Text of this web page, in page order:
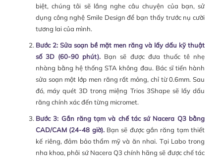
biệt, chúng tôi sẽ lắng nghe câu chuyện của bạn, sử
dụng công nghệ Smile Design để bạn thấy trước nụ cười
tương lai của mình.
Bước 2: Sửa soạn bề mặt men răng và lấy dấu kỹ thuật
số 3D (60-90 phút). Bạn sẽ được đưa thuốc tê nhẹ
nhàng bằng hệ thống STA không đau. Bác sĩ tiến hành
sửa soạn một lớp men răng rất mỏng, chỉ từ 0.6mm. Sau
đó, máy quét 3D trong miệng Trios 3Shape sẽ lấy dấu
răng chính xác đến từng micromet.
Bước 3: Gắn răng tạm và chế tác sứ Nacera Q3 bằng
CAD/CAM (24-48 giờ).Bạn sẽ được gắn răng tạm thiết
kế riêng, đảm bảo thẩm mỹ và ăn nhai. Tại Labo trong
nha khoa, phôi sứ Nacera Q3 chính hãng sẽ được chế tác